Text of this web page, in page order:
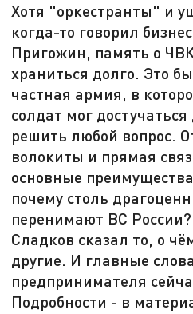
Хотя "оркестранты" и
когда-то говорил
Пригожин, память о
храниться долго. Это
частная армия, в
солдат мог
решить любой вопрос.
волокиты и прямая
основные
почему столь
перенимают ВС
Сладков сказал то, о
другие. И главные
предпринимателя
Подробности - в